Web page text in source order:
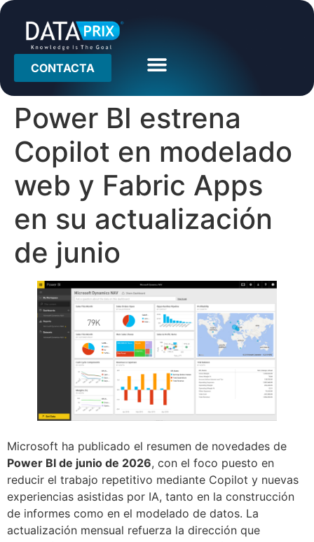
CONTACTA
Power BI estrena
Copilot en modelado
web y Fabric Apps
en su actualización
de junio
Microsoft ha publicado el resumen de novedades de
Power BI de junio de 2026, con el foco puesto en
reducir el trabajo repetitivo mediante Copilot y nuevas
experiencias asistidas por IA, tanto en la construcción
de informes como en el modelado de datos. La
actualización mensual refuerza la dirección que